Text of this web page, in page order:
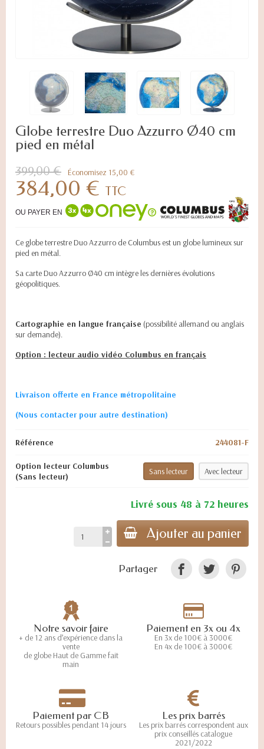
Globe terrestre Duo Azzurro Ø40 cm
pied en métal
399,00 € Économisez 15,00 €
384,00 € TTC
OU PAYER EN
Ce globe terrestre Duo Azzurro de Columbus est un globe lumineux sur
pied en métal.
Sa carte Duo Azzurro Ø40 cm intègre les dernières évolutions
géopolitiques.
Cartographie en langue française (possibilité allemand ou anglais
sur demande).
Option : lecteur audio vidéo Columbus en français
Livraison offerte en France métropolitaine
(Nous contacter pour autre destination)
Référence 244081-F
Option lecteur Columbus
(Sans lecteur)
Sans lecteur Avec lecteur
Livré sous 48 à 72 heures
Ajouter au panier
Partager
Notre savoir faire
+ de 12 ans d’expérience dans la
vente
de globe Haut de Gamme fait
main
Paiement en 3x ou 4x
En 3x de 100€ à 3000€
En 4x de 100€ à 3000€
Paiement par CB
Retours possibles pendant 14 jours
Les prix barrés
Les prix barrés correspondent aux
prix conseillés catalogue
2021/2022